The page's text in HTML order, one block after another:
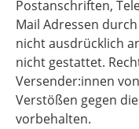
Postanschriften,
Mail Adressen
nicht ausdrücklich
nicht gestattet.
Versender:innen
Verstößen gegen
vorbehalten.